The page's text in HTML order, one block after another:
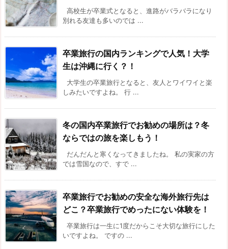
高校生が卒業式となると、進路がバラバラになり
別れる友達も多いのでは ...
卒業旅行の国内ランキングで人気！大学
生は沖縄に行く？！
大学生の卒業旅行となると、友人とワイワイと楽
しみたいですよね。 行 ...
冬の国内卒業旅行でお勧めの場所は？冬
ならではの旅を楽しもう！
だんだんと寒くなってきましたね。 私の実家の方
では雪国なので、すで ...
卒業旅行でお勧めの安全な海外旅行先は
どこ？卒業旅行でめったにない体験を！
卒業旅行は一生に1度だからこそ大切な旅行にした
いですよね。 ですの ...